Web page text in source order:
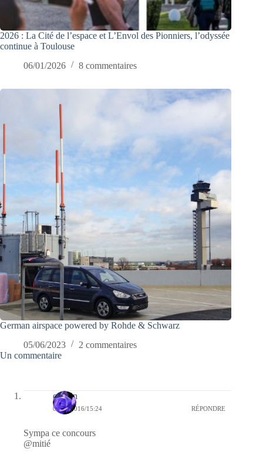
2026 : La Cité de l’espace et L’Envol des Pionniers, l’odyssée
continue à Toulouse
06/01/2026
8 commentaires
German airspace powered by Rohde & Schwarz
05/06/2023
2 commentaires
Un commentaire
cauvin
04/12/2016/15:24 RÉPONDRE
Sympa ce concours
@mitié